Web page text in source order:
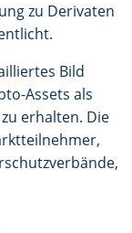
zu Derivaten
Bild
Assets als
erhalten. Die